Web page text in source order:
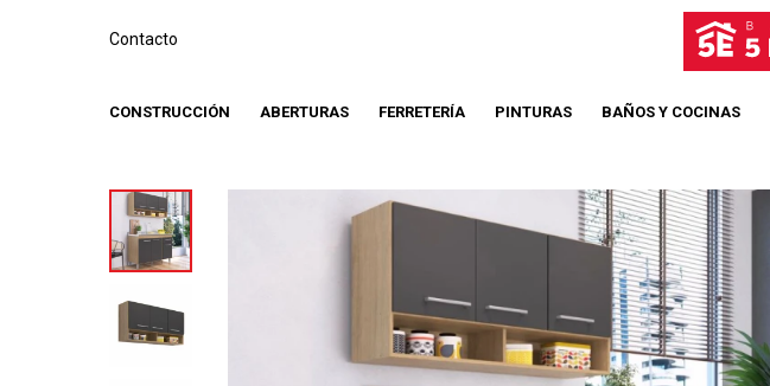
CONSTRUCCIÓN ABERTURAS FERRETERÍA PINTURAS BAÑOS Y COCINAS
Contacto